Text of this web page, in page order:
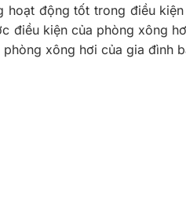
động tốt trong điều
điều kiện của phòng xông
xông hơi của gia đình